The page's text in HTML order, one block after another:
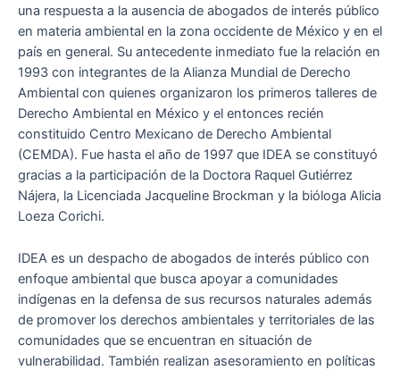
una respuesta a la ausencia de abogados de interés público
en materia ambiental en la zona occidente de México y en el
país en general. Su antecedente inmediato fue la relación en
1993 con integrantes de la Alianza Mundial de Derecho
Ambiental con quienes organizaron los primeros talleres de
Derecho Ambiental en México y el entonces recién
constituido Centro Mexicano de Derecho Ambiental
(CEMDA). Fue hasta el año de 1997 que IDEA se constituyó
gracias a la participación de la Doctora Raquel Gutiérrez
Nájera, la Licenciada Jacqueline Brockman y la bióloga Alicia
Loeza Corichi.
IDEA es un despacho de abogados de interés público con
enfoque ambiental que busca apoyar a comunidades
indígenas en la defensa de sus recursos naturales además
de promover los derechos ambientales y territoriales de las
comunidades que se encuentran en situación de
vulnerabilidad. También realizan asesoramiento en políticas